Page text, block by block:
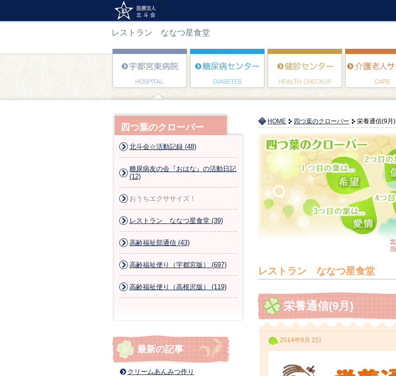
レストラン ななつ星食堂
HOME 四つ葉のクローバー 栄養通信(9月)
レストラン ななつ星食堂
栄養通信(9月)
2014年9月 2日
四つ葉のクローバー
北斗会☆活動記録 (48)
糖尿病友の会『おはな』の活動日記
(12)
おうちエクササイズ！
レストラン ななつ星食堂 (39)
高齢福祉部通信 (43)
高齢福祉便り（宇都宮版） (697)
高齢福祉便り（高根沢版） (119)
最新の記事
クリームあんみつ作り